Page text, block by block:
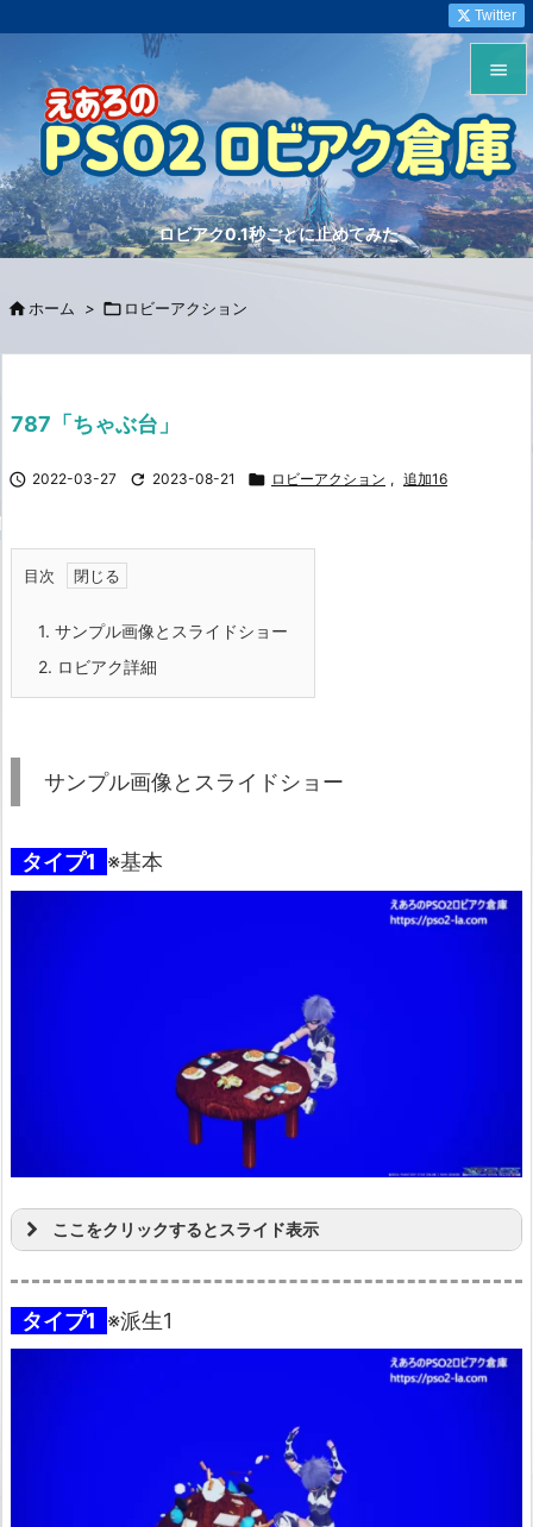
ロビアク0.1秒ごとに止めてみた


メニュ

サイド


Twitter
 ホーム >  ロビーアクション
787「ちゃぶ台」
 2022-03-27  2023-08-21  ロビーアクション , 追加16
目次
1. サンプル画像とスライドショー
2. ロビアク詳細
サンプル画像とスライドショー
タイプ1 ※基本
ここをクリックするとスライド表示
タイプ1 ※派生1